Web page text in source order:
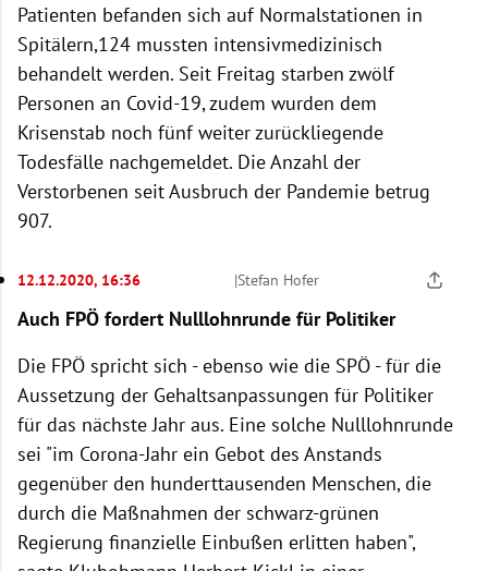
Patienten befanden sich auf Normalstationen in
Spitälern,124 mussten intensivmedizinisch
behandelt werden. Seit Freitag starben zwölf
Personen an Covid-19, zudem wurden dem
Krisenstab noch fünf weiter zurückliegende
Todesfälle nachgemeldet. Die Anzahl der
Verstorbenen seit Ausbruch der Pandemie betrug
907.
12.12.2020, 16:36 |Stefan Hofer
Auch FPÖ fordert Nulllohnrunde für Politiker
Die FPÖ spricht sich - ebenso wie die SPÖ - für die
Aussetzung der Gehaltsanpassungen für Politiker
für das nächste Jahr aus. Eine solche Nulllohnrunde
sei "im Corona-Jahr ein Gebot des Anstands
gegenüber den hunderttausenden Menschen, die
durch die Maßnahmen der schwarz-grünen
Regierung finanzielle Einbußen erlitten haben",